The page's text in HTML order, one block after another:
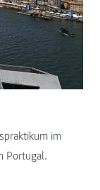
im
Portugal.